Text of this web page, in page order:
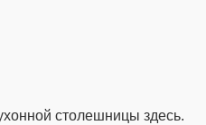
столешницы здесь.